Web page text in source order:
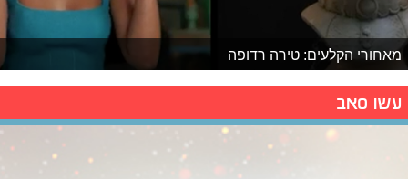
מאחורי הקלעים: טירה רדופה
עשו סאב